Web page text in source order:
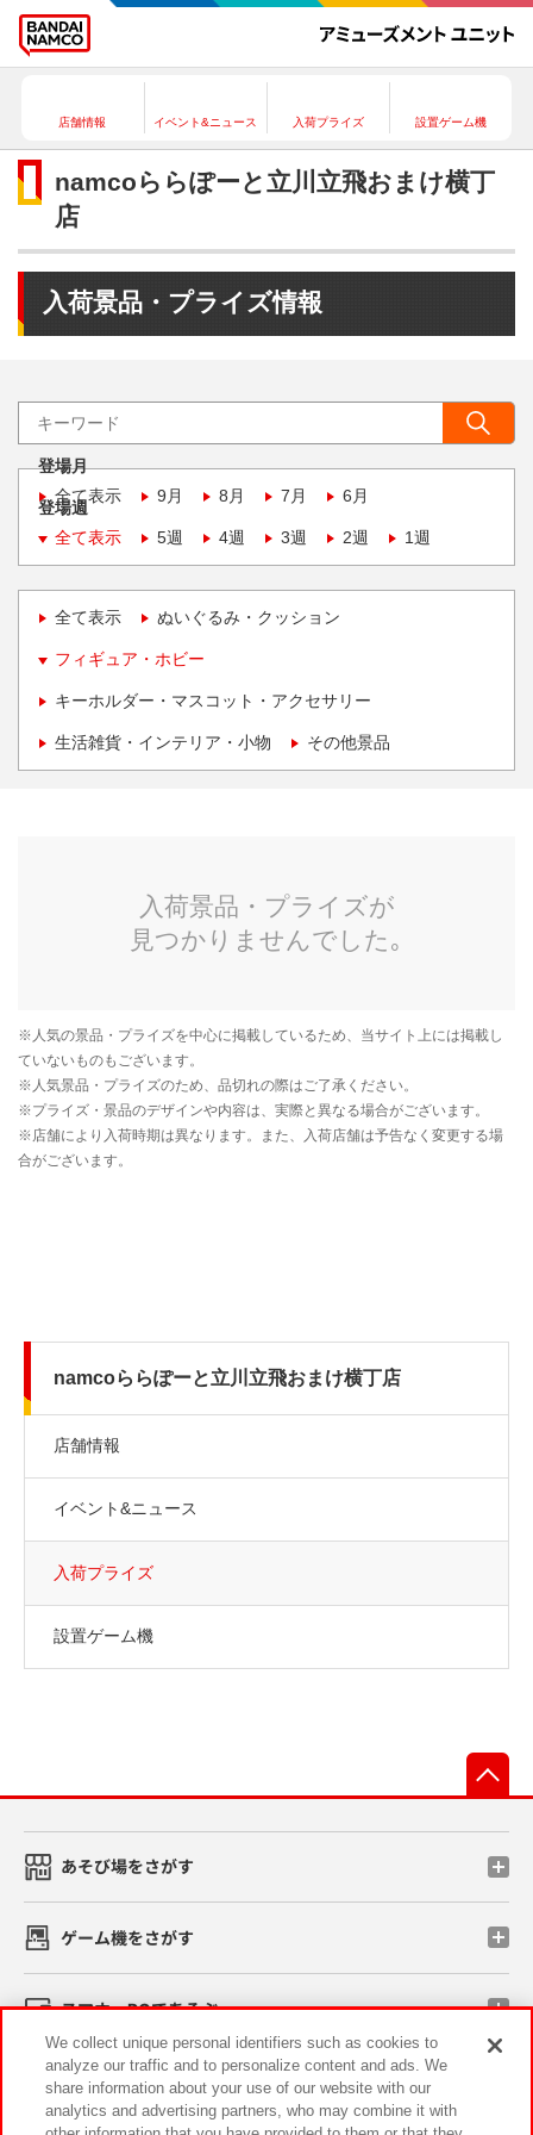
店舗情報 イベント&ニュース 入荷プライズ 設置ゲーム機
namcoららぽーと立川立飛おまけ横丁
店
入荷景品・プライズ情報
登場月
全て表示
9月 8月 7月 6月
登場週
全て表示
5週 4週 3週 2週 1週
全て表示 ぬいぐるみ・クッション
フィギュア・ホビー
キーホルダー・マスコット・アクセサリー
生活雑貨・インテリア・小物 その他景品
namcoららぽーと立川立飛おまけ横丁店
店舗情報
イベント&ニュース
入荷プライズ
設置ゲーム機
あそび場をさがす
ゲーム機をさがす
スマホ・PCであそぶ
イベント・キャンペーン
We collect unique personal identifiers such as cookies to
analyze our traffic and to personalize content and ads. We
share information about your use of our website with our
analytics and advertising partners, who may combine it with